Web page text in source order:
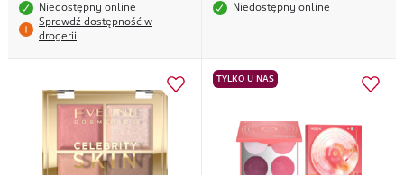
Niedostępny online
Sprawdź dostępność w
drogerii
Niedostępny online
TYLKO U NAS